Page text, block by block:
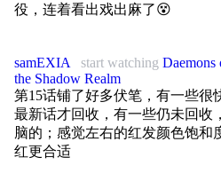
役，连着看出戏出麻了😵
samEXIA start watching Daemons
the Shadow Realm
第15话铺了好多伏笔，有一些很
最新话才回收，有一些仍未回收
脑的；感觉左右的红发颜色饱和
红更合适